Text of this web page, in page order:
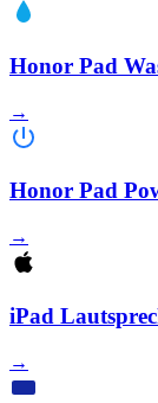
Honor Pad
→
Honor Pad
→
iPad
→